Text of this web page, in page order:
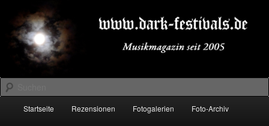
primären
Inhalt
springen
sekundären
Inhalt
springenDARK-FESTIVALS.DE
Suchen
Startseite Rezensionen Fotogalerien Foto-Archiv